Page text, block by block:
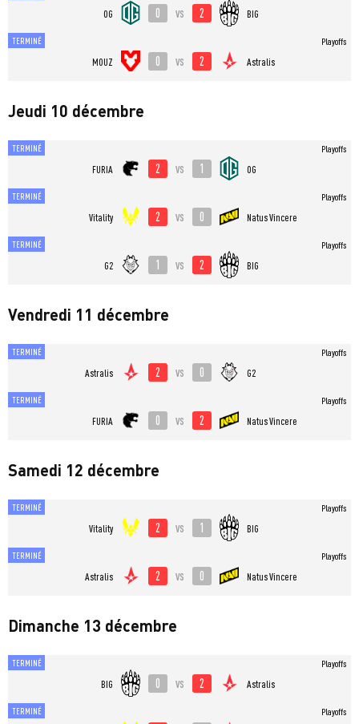
OG 0 vs 2 BIG
TERMINÉ
MOUZ 0 vs 2 Astralis
Playoffs
Jeudi 10 décembre
TERMINÉ
FURIA 2 vs 1 OG
Playoffs
TERMINÉ
Vitality 2 vs 0 Natus Vincere
Playoffs
TERMINÉ
G2 1 vs 2 BIG
Playoffs
Vendredi 11 décembre
TERMINÉ
Astralis 2 vs 0 G2
Playoffs
TERMINÉ
FURIA 0 vs 2 Natus Vincere
Playoffs
Samedi 12 décembre
TERMINÉ
Vitality 2 vs 1 BIG
Playoffs
TERMINÉ
Astralis 2 vs 0 Natus Vincere
Playoffs
Dimanche 13 décembre
TERMINÉ
BIG 0 vs 2 Astralis
Playoffs
TERMINÉ Playoffs